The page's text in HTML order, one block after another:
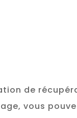
de
vous